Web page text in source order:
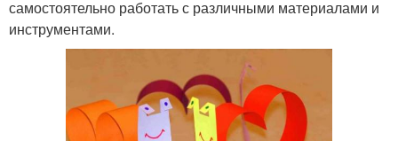
самостоятельно работать с различными материалами и
инструментами.